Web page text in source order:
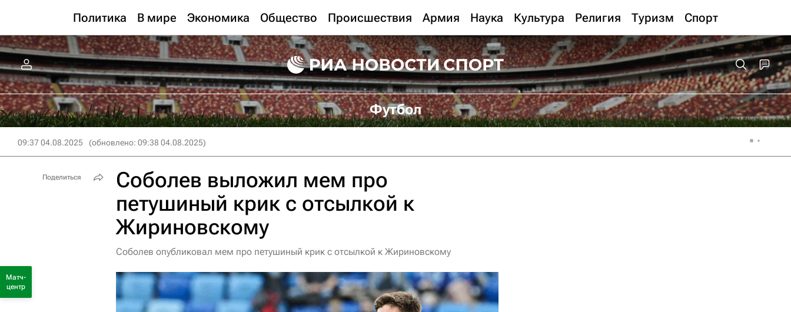
Политика В мире Экономика Общество Происшествия Армия Наука Культура Религия Туризм Спорт
Футбол
09:37 04.08.2025 (обновлено: 09:38 04.08.2025)
Соболев выложил мем про
петушиный крик с отсылкой к
Жириновскому
Соболев опубликовал мем про петушиный крик с отсылкой к Жириновскому
Поделиться
Матч-
центр